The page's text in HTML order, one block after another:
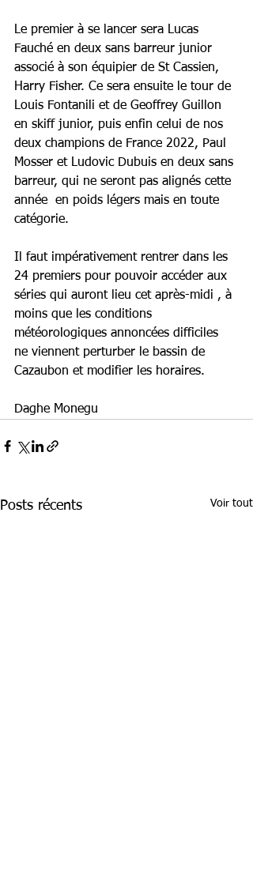
Le premier à se lancer sera Lucas
Fauché en deux sans barreur junior
associé à son équipier de St Cassien,
Harry Fisher. Ce sera ensuite le tour de
Louis Fontanili et de Geoffrey Guillon
en skiff junior, puis enfin celui de nos
deux champions de France 2022, Paul
Mosser et Ludovic Dubuis en deux sans
barreur, qui ne seront pas alignés cette
année  en poids légers mais en toute
catégorie.
Il faut impérativement rentrer dans les
24 premiers pour pouvoir accéder aux
séries qui auront lieu cet après-midi , à
moins que les conditions
météorologiques annoncées difficiles
ne viennent perturber le bassin de
Cazaubon et modifier les horaires.
Daghe Monegu
Posts récents Voir tout